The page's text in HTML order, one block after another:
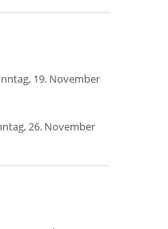
19. November
26. November